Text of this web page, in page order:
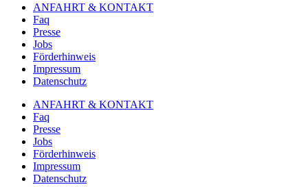
ANFAHRT & KONTAKT
Faq
Presse
Jobs
Förderhinweis
Impressum
Datenschutz
ANFAHRT & KONTAKT
Faq
Presse
Jobs
Förderhinweis
Impressum
Datenschutz